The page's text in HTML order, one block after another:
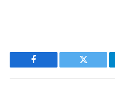
Facebook Twitter